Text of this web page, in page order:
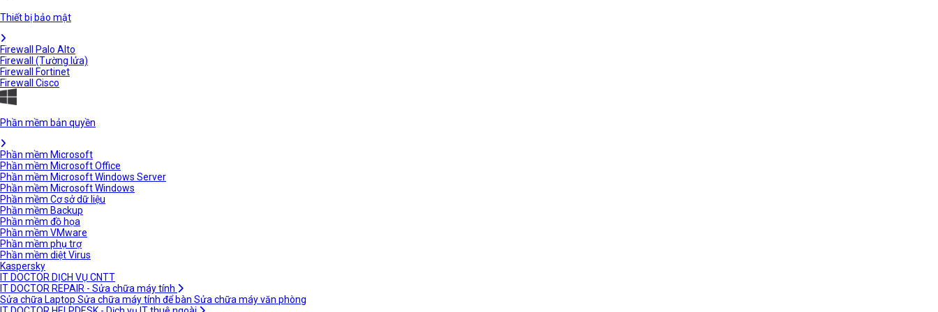
Thiết bị bảo mật
Firewall Palo Alto
Firewall (Tường lửa)
Firewall Fortinet
Firewall Cisco
Phần mềm bản quyền
Phần mềm Microsoft
Phần mềm Microsoft Office
Phần mềm Microsoft Windows Server
Phần mềm Microsoft Windows
Phần mềm Cơ sở dữ liệu
Phần mềm Backup
Phần mềm đồ họa
Phần mềm VMware
Phần mềm phụ trợ
Phần mềm diệt Virus
Kaspersky
IT DOCTOR DỊCH VỤ CNTT
IT DOCTOR REPAIR - Sửa chữa máy tính
Sửa chữa Laptop Sửa chữa máy tính để bàn Sửa chữa máy văn phòng